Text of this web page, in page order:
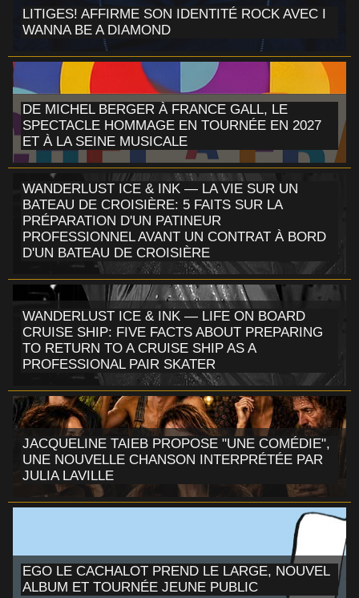
LITIGES! AFFIRME SON IDENTITÉ ROCK AVEC I
WANNA BE A DIAMOND
DE MICHEL BERGER À FRANCE GALL, LE
SPECTACLE HOMMAGE EN TOURNÉE EN 2027
ET À LA SEINE MUSICALE
WANDERLUST ICE & INK — LA VIE SUR UN
BATEAU DE CROISIÈRE: 5 FAITS SUR LA
PRÉPARATION D'UN PATINEUR
PROFESSIONNEL AVANT UN CONTRAT À BORD
D'UN BATEAU DE CROISIÈRE
WANDERLUST ICE & INK — LIFE ON BOARD
CRUISE SHIP: FIVE FACTS ABOUT PREPARING
TO RETURN TO A CRUISE SHIP AS A
PROFESSIONAL PAIR SKATER
JACQUELINE TAIEB PROPOSE "UNE COMÉDIE",
UNE NOUVELLE CHANSON INTERPRÉTÉE PAR
JULIA LAVILLE
EGO LE CACHALOT PREND LE LARGE, NOUVEL
ALBUM ET TOURNÉE JEUNE PUBLIC